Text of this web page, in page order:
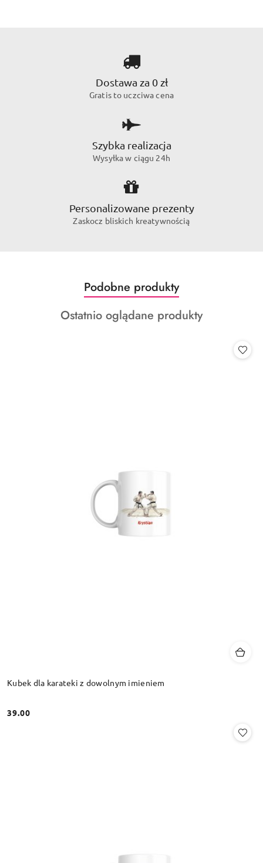
Dostawa za 0 zł
Gratis to uczciwa cena
Szybka realizacja
Wysyłka w ciągu 24h
Personalizowane prezenty
Zaskocz bliskich kreatywnością
Pomiń karuzelę produktów
Produkty
o
statusie:
Podobne produkty
Produkty
Ostatnio oglądane produkty
Kubek dla karateki z dowolnym imieniem
Cena:
39.00